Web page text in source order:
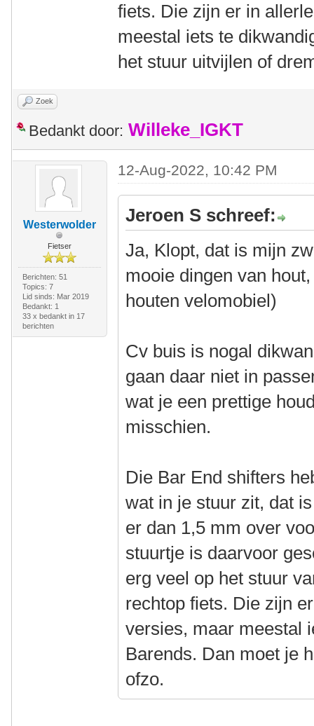
fiets. Die zijn er in
meestal iets te
het stuur uitvijlen of
Zoek
Bedankt door: Willeke_IGKT
Westerwolder
Fietser
Berichten: 51
Topics: 7
Lid sinds: Mar 2019
Bedankt: 1
33 x bedankt in 17
berichten
12-Aug-2022, 10:42 PM
Jeroen S schreef:
Ja, Klopt, dat is mijn
mooie dingen van
houten velomobiel)
Cv buis is nogal
gaan daar niet in
wat je een prettige
misschien.
Die Bar End shifters
wat in je stuur zit, dat
er dan 1,5 mm over
stuurtje is daarvoor
erg veel op het stuur
rechtop fiets. Die zijn
versies, maar meestal
Barends. Dan moet je
ofzo.